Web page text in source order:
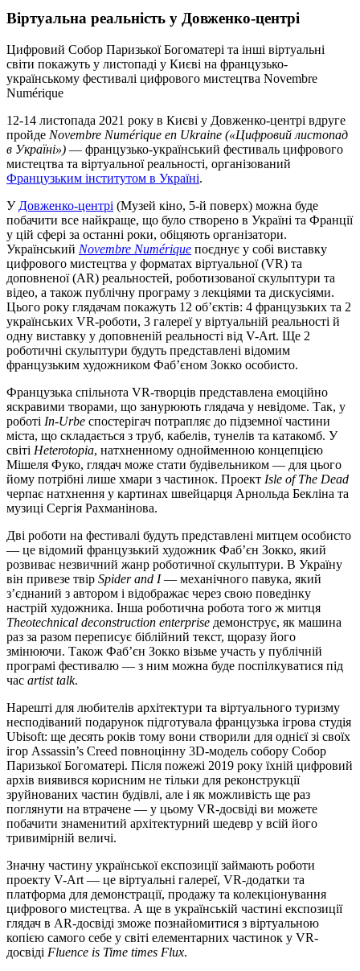
Віртуальна реальність у Довженко-центрі
Цифровий Собор Паризької Богоматері та інші віртуальні
світи покажуть у листопаді у Києві на французько-
українському фестивалі цифрового мистецтва Novembre
Numérique
12-14 листопада 2021 року в Києві у Довженко-центрі вдруге
пройде Novembre Numérique en Ukraine («Цифровий листопад
в Україні») — французько-український фестиваль цифрового
мистецтва та віртуальної реальності, організований
Французьким інститутом в Україні.
У Довженко-центрі (Музей кіно, 5-й поверх) можна буде
побачити все найкраще, що було створено в Україні та Франції
у цій сфері за останні роки, обіцяють організатори.
Український Novembre Numérique поєднує у собі виставку
цифрового мистецтва у форматах віртуальної (VR) та
доповненої (AR) реальностей, роботизованої скульптури та
відео, а також публічну програму з лекціями та дискусіями.
Цього року глядачам покажуть 12 об’єктів: 4 французьких та 2
українських VR-роботи, 3 галереї у віртуальній реальності й
одну виставку у доповненій реальності від V-Art. Ще 2
роботичні скульптури будуть представлені відомим
французьким художником Фаб’єном Зокко особисто.
Французька спільнота VR-творців представлена емоційно
яскравими творами, що занурюють глядача у невідоме. Так, у
роботі In-Urbe спостерігач потрапляє до підземної частини
міста, що складається з труб, кабелів, тунелів та катакомб. У
світі Heterotopia, натхненному однойменною концепцією
Мішеля Фуко, глядач може стати будівельником — для цього
йому потрібні лише хмари з частинок. Проект Isle of The Dead
черпає натхнення у картинах швейцарця Арнольда Бекліна та
музиці Сергія Рахманінова.
Дві роботи на фестивалі будуть представлені митцем особисто
— це відомий французький художник Фаб’єн Зокко, який
розвиває незвичний жанр роботичної скульптури. В Україну
він привезе твір Spider and I— механічного павука, який
з’єднаний з автором і відображає через свою поведінку
настрій художника. Інша роботична робота того ж митця
Theotechnical deconstruction enterprise демонструє, як машина
раз за разом переписує біблійний текст, щоразу його
змінюючи. Також Фаб’єн Зокко візьме участь у публічній
програмі фестивалю — з ним можна буде поспілкуватися під
час artist talk.
Нарешті для любителів архітектури та віртуального туризму
несподіваний подарунок підготувала французька ігрова студія
Ubisoft: ще десять років тому вони створили для однієї зі своїх
ігор Assassin’s Creed повноцінну 3D-модель собору Собор
Паризької Богоматері. Після пожежі 2019 року їхній цифровий
архів виявився корисним не тільки для реконструкції
зруйнованих частин будівлі, але і як можливість ще раз
поглянути на втрачене — у цьому VR-досвіді ви можете
побачити знаменитий архітектурний шедевр у всій його
тривимірній величі.
Значну частину української експозиції займають роботи
проекту V-Art — це віртуальні галереї, VR-додатки та
платформа для демонстрації, продажу та колекціонування
цифрового мистецтва. А ще в українській частині експозиції
глядач в AR-досвіді зможе познайомитися з віртуальною
копією самого себе у світі елементарних частинок у VR-
досвіді Fluence is Time times Flux.